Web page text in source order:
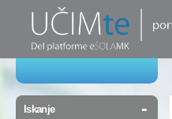
Iskanje -